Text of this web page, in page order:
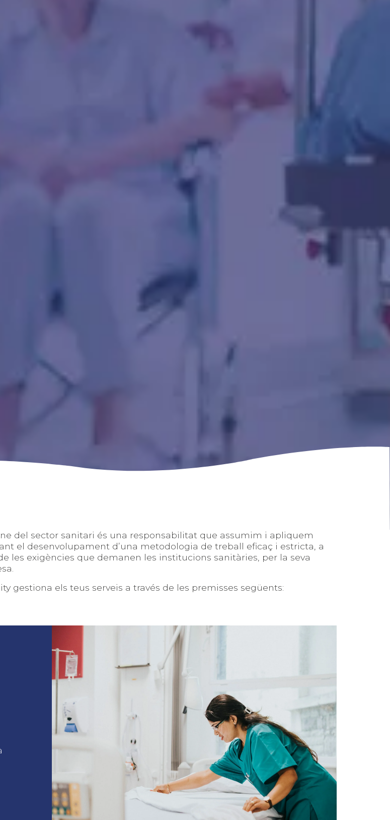
del sector sanitari és una responsabilitat que assumim i apliquem
el desenvolupament d’una metodologia de treball eficaç i estricta, a
les exigències que demanen les institucions sanitàries, per la seva
gestiona els teus serveis a través de les premisses següents: